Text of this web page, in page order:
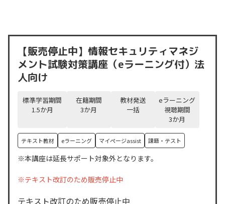
【販売停止中】情報セキュリティマネジ
メント試験対策講座（eラーニング付）法
人向け
標準学習期間
1.5か月
在籍期間
3か月
教材発送
一括
eラーニング
視聴期間
3か月
テキスト教材 eラーニング マイページassist 課題・テスト
※本講座は延長サポート対象外となります。
※テキスト改訂のため販売停止中
テキスト改訂のため販売停止中